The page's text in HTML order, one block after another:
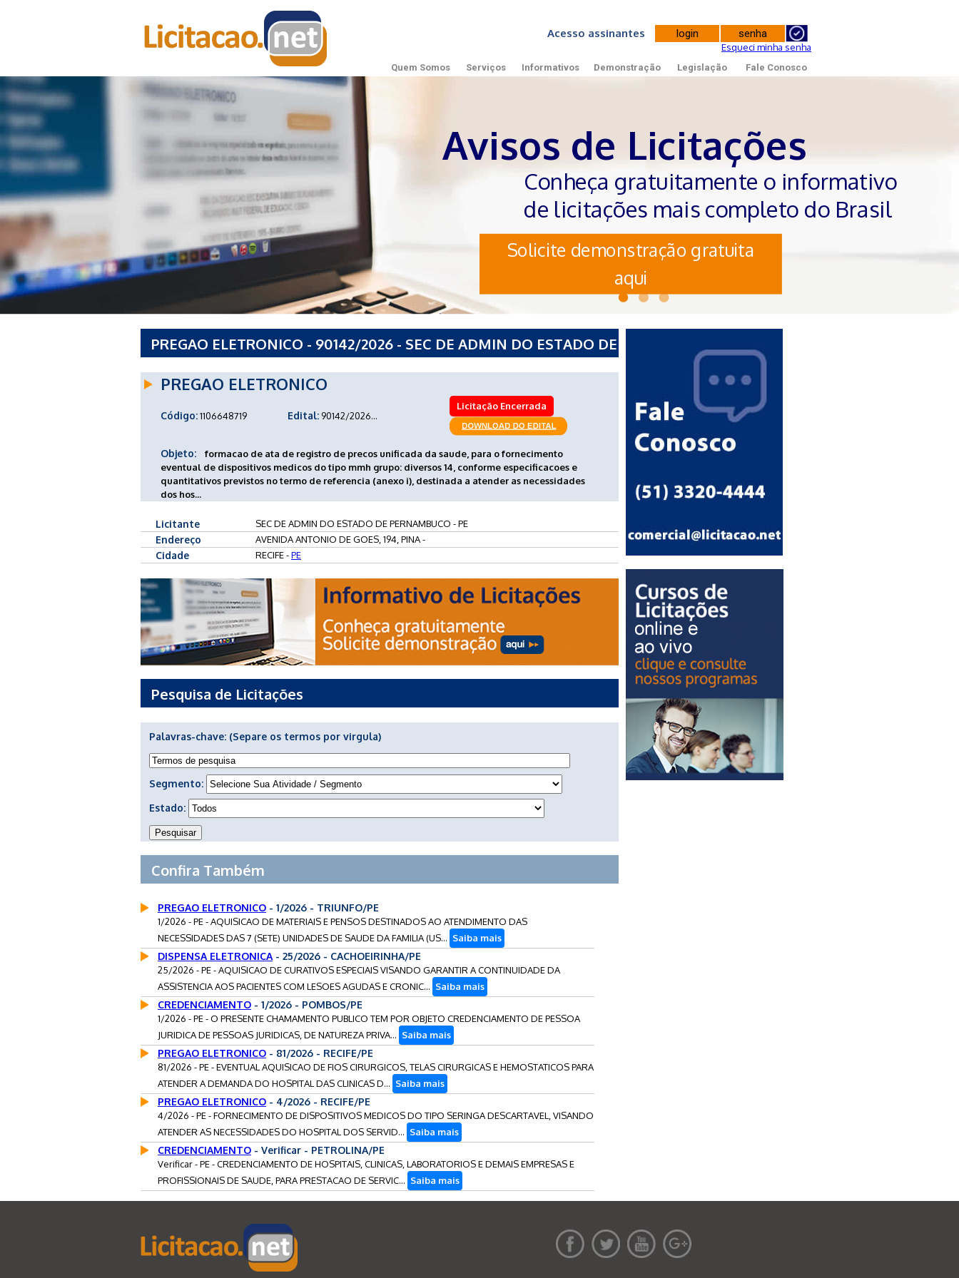
Acesso assinantes
Esqueci minha senha
Quem Somos Serviços Informativos Demonstração Legislação Fale Conosco
Avisos de Licitações
Conheça gratuitamente o informativo
de licitações mais completo do Brasil
Solicite demonstração gratuita
aqui
PREGAO ELETRONICO - 90142/2026 - SEC DE ADMIN DO ESTADO DE
PREGAO ELETRONICO
Código:1106648719 Edital: 90142/2026...
Licitação Encerrada
Objeto:
formacao de ata de registro de precos unificada da saude, para o fornecimento
eventual de dispositivos medicos do tipo mmh grupo: diversos 14, conforme especificacoes e
quantitativos previstos no termo de referencia (anexo i), destinada a atender as necessidades
dos hos...
Licitante SEC DE ADMIN DO ESTADO DE PERNAMBUCO - PE
Endereço AVENIDA ANTONIO DE GOES, 194, PINA -
Cidade RECIFE -PE
Pesquisa de Licitações
Palavras-chave: (Separe os termos por virgula)
Segmento:
Estado:
Confira Também
PREGAO ELETRONICO - 1/2026 - TRIUNFO/PE
1/2026 - PE - AQUISICAO DE MATERIAIS E PENSOS DESTINADOS AO ATENDIMENTO DAS
NECESSIDADES DAS 7 (SETE) UNIDADES DE SAUDE DA FAMILIA (US... Saiba mais
DISPENSA ELETRONICA - 25/2026 - CACHOEIRINHA/PE
25/2026 - PE - AQUISICAO DE CURATIVOS ESPECIAIS VISANDO GARANTIR A CONTINUIDADE DA
ASSISTENCIA AOS PACIENTES COM LESOES AGUDAS E CRONIC... Saiba mais
CREDENCIAMENTO - 1/2026 - POMBOS/PE
1/2026 - PE - O PRESENTE CHAMAMENTO PUBLICO TEM POR OBJETO CREDENCIAMENTO DE PESSOA
JURIDICA DE PESSOAS JURIDICAS, DE NATUREZA PRIVA... Saiba mais
PREGAO ELETRONICO - 81/2026 - RECIFE/PE
81/2026 - PE - EVENTUAL AQUISICAO DE FIOS CIRURGICOS, TELAS CIRURGICAS E HEMOSTATICOS PARA
ATENDER A DEMANDA DO HOSPITAL DAS CLINICAS D... Saiba mais
PREGAO ELETRONICO - 4/2026 - RECIFE/PE
4/2026 - PE - FORNECIMENTO DE DISPOSITIVOS MEDICOS DO TIPO SERINGA DESCARTAVEL, VISANDO
ATENDER AS NECESSIDADES DO HOSPITAL DOS SERVID... Saiba mais
CREDENCIAMENTO - Verificar - PETROLINA/PE
Verificar - PE - CREDENCIAMENTO DE HOSPITAIS, CLINICAS, LABORATORIOS E DEMAIS EMPRESAS E
PROFISSIONAIS DE SAUDE, PARA PRESTACAO DE SERVIC... Saiba mais